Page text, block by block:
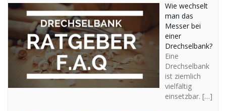
Wie wechselt
man das
Messer bei
einer
Drechselbank?
Eine
Drechselbank
ist ziemlich
vielfältig
einsetzbar. […]